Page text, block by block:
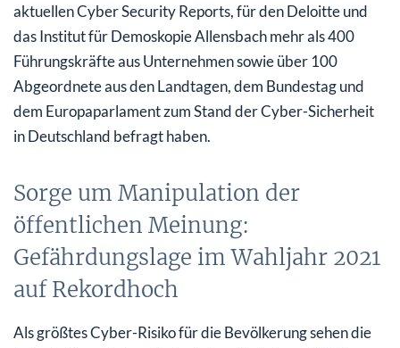
aktuellen Cyber Security Reports, für den Deloitte und
das Institut für Demoskopie Allensbach mehr als 400
Führungskräfte aus Unternehmen sowie über 100
Abgeordnete aus den Landtagen, dem Bundestag und
dem Europaparlament zum Stand der Cyber-Sicherheit
in Deutschland befragt haben.
Sorge um Manipulation der
öffentlichen Meinung:
Gefährdungslage im Wahljahr 2021
auf Rekordhoch
Als größtes Cyber-Risiko für die Bevölkerung sehen die